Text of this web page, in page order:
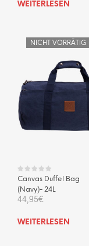
WEITERLESEN
NICHT VORRÄTIG
Canvas Duffel Bag
(Navy)- 24L
44,95€
WEITERLESEN